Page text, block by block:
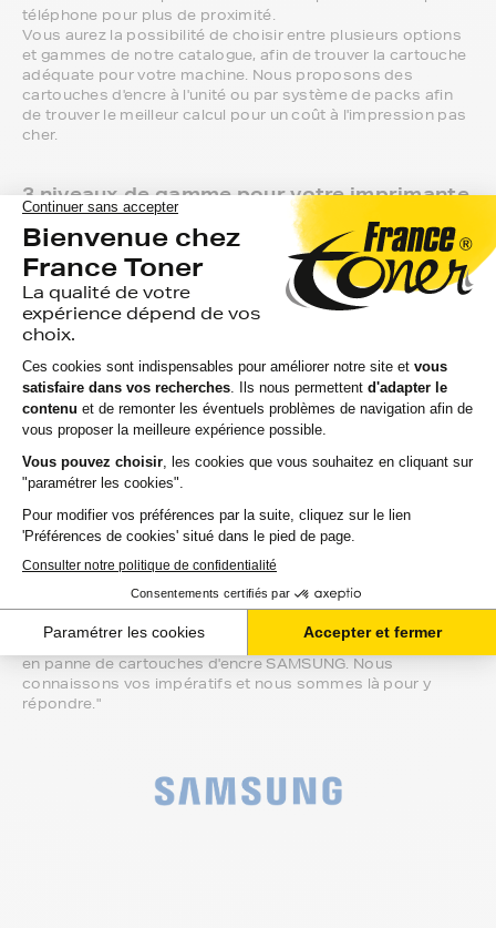
téléphone pour plus de proximité.
Vous aurez la possibilité de choisir entre plusieurs options
et gammes de notre catalogue, afin de trouver la cartouche
adéquate pour votre machine. Nous proposons des
cartouches d'encre à l'unité ou par système de packs afin
de trouver le meilleur calcul pour un coût à l'impression pas
cher.
3 niveaux de gamme pour votre imprimante
SAMSUNG sont proposés sur le site :
Les cartouches d'encre FranceToner, 100%
compatible avec votre imprimante SAMSUNG.
Ces cartouches d'encre offrent une garantie de
deux ans et sont le meilleur rapport qualité / prix
pour la marque SAMSUNG
Gamme de cartouches d'encre génériques pour
imprimante SAMSUNG. C'est notre gamme la
moins chère.
Les produits originaux de marque SAMSUNG
sont également disponibles.
Nous assurons la compatibilité de nos cartouches d'encre
qualité d'impression à la hauteur de vos attentes.
En faisant le choix de nos cartouches d'encre FranceToner
pour SAMSUNG, vous réalisez une économie qui fait notre
Enfin vous profitez d'un système de paiement ultra-
sécurisé et d'une livraison rapide, suivie et gratuite en point
de retrait sur les produits FranceToner pour ne jamais être
en panne de cartouches d'encre SAMSUNG. Nous
connaissons vos impératifs et nous sommes là pour y
répondre."